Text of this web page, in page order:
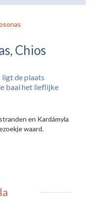
Chios
ligt de plaats
baai het lieflijke
en Kardámyla
waard.